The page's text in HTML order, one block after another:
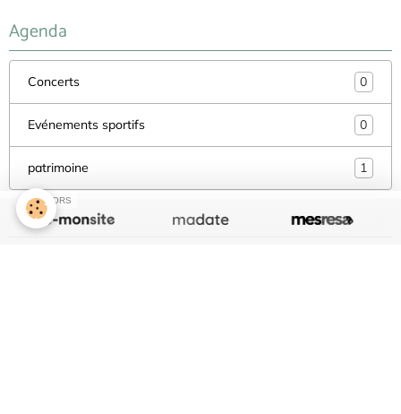
Agenda
Concerts 0
Evénements sportifs 0
patrimoine 1
SPONSORS